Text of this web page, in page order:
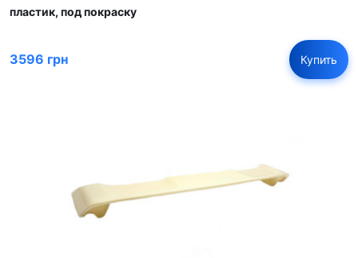
пластик, под покраску
3596 грн Купить